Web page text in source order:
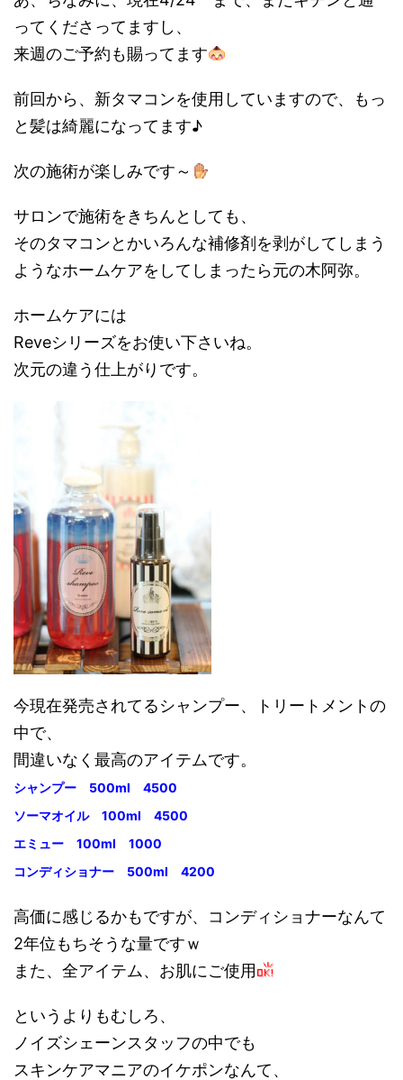
ってくださってますし、
来週のご予約も賜ってます
前回から、新タマコンを使用していますので、もっ
と髪は綺麗になってます♪
次の施術が楽しみです～
サロンで施術をきちんとしても、
そのタマコンとかいろんな補修剤を剥がしてしまう
ようなホームケアをしてしまったら元の木阿弥。
ホームケアには
Reveシリーズをお使い下さいね。
次元の違う仕上がりです。
今現在発売されてるシャンプー、トリートメントの
中で、
間違いなく最高のアイテムです。
シャンプー 500ml 4500
ソーマオイル 100ml 4500
エミュー 100ml 1000
コンディショナー 500ml 4200
高価に感じるかもですが、コンディショナーなんて
2年位もちそうな量ですｗ
また、全アイテム、お肌にご使用
というよりもむしろ、
ノイズシェーンスタッフの中でも
スキンケアマニアのイケポンなんて、